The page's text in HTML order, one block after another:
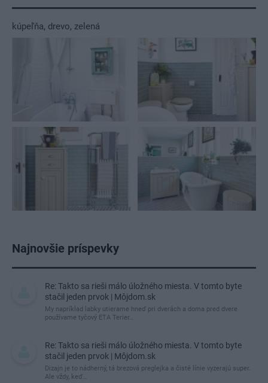
kúpeľňa, drevo, zelená
Najnovšie príspevky
Re: Takto sa rieši málo úložného miesta. V tomto byte
stačil jeden prvok | Môjdom.sk
My napríklad labky utierame hneď pri dverách a doma pred dvere
používame tyčový ETA Terier…
Re: Takto sa rieši málo úložného miesta. V tomto byte
stačil jeden prvok | Môjdom.sk
Dizajn je to nádherný, tá brezová preglejka a čisté línie vyzerajú super.
Ale vždy, keď…